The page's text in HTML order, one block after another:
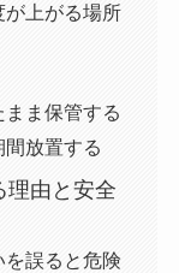
上がる場所
ま保管する
放置する
理由と安全
誤ると危険